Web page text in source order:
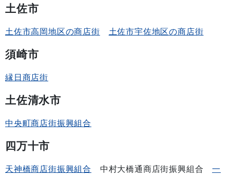
土佐市
土佐市高岡地区の商店街 土佐市宇佐地区の商店街
須崎市
縁日商店街
土佐清水市
中央町商店街振興組合
四万十市
天神橋商店街振興組合 中村大橋通商店街振興組合一